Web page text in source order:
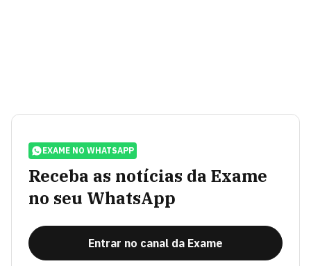
EXAME NO WHATSAPP
Receba as notícias da Exame
no seu WhatsApp
Entrar no canal da Exame